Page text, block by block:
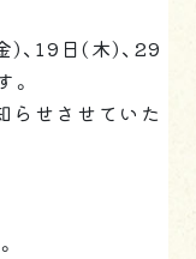
、19日(木)、29
らせさせていた